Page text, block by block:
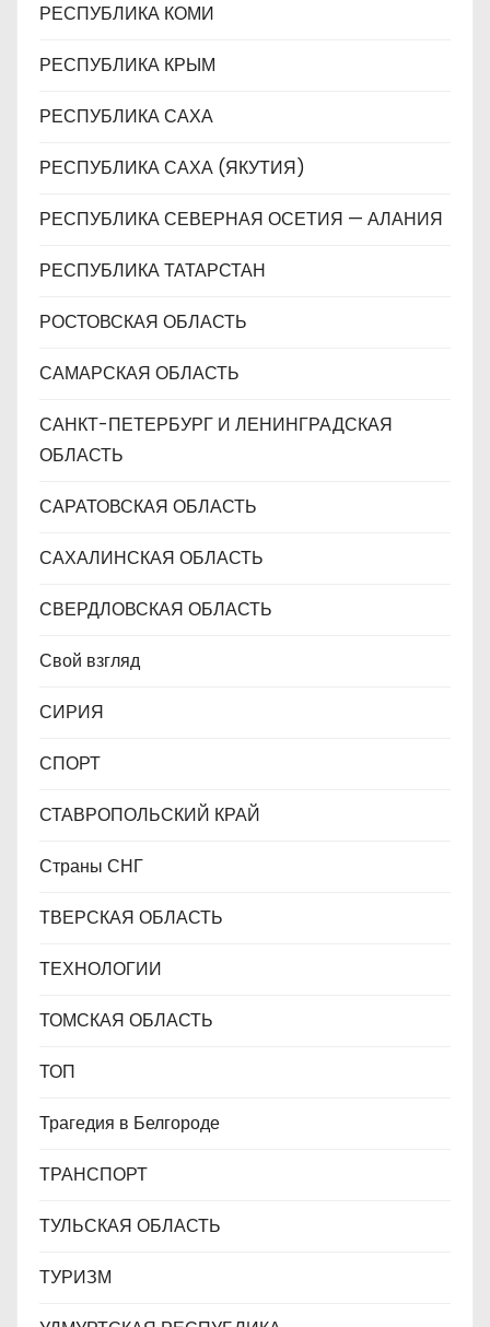
РЕСПУБЛИКА КОМИ
РЕСПУБЛИКА КРЫМ
РЕСПУБЛИКА САХА
РЕСПУБЛИКА САХА (ЯКУТИЯ)
РЕСПУБЛИКА СЕВЕРНАЯ ОСЕТИЯ — АЛАНИЯ
РЕСПУБЛИКА ТАТАРСТАН
РОСТОВСКАЯ ОБЛАСТЬ
САМАРСКАЯ ОБЛАСТЬ
САНКТ-ПЕТЕРБУРГ И ЛЕНИНГРАДСКАЯ
ОБЛАСТЬ
САРАТОВСКАЯ ОБЛАСТЬ
САХАЛИНСКАЯ ОБЛАСТЬ
СВЕРДЛОВСКАЯ ОБЛАСТЬ
Свой взгляд
СИРИЯ
СПОРТ
СТАВРОПОЛЬСКИЙ КРАЙ
Страны СНГ
ТВЕРСКАЯ ОБЛАСТЬ
ТЕХНОЛОГИИ
ТОМСКАЯ ОБЛАСТЬ
ТОП
Трагедия в Белгороде
ТРАНСПОРТ
ТУЛЬСКАЯ ОБЛАСТЬ
ТУРИЗМ